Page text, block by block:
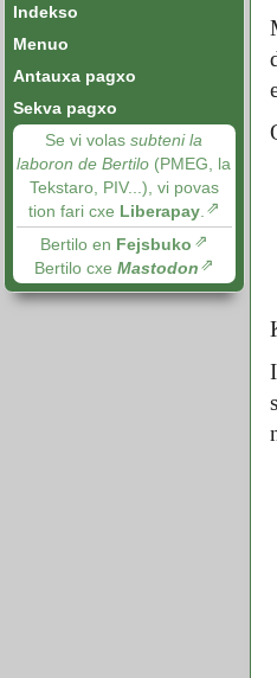
Indekso
Menuo
Antauxa pagxo
Sekva pagxo
Se vi volassubteni la
laboron de Bertilo (PMEG, la
Tekstaro, PIV...), vi povas
tion fari cxe Liberapay.
Bertilo en Fejsbuko
Bertilo cxe Mastodon